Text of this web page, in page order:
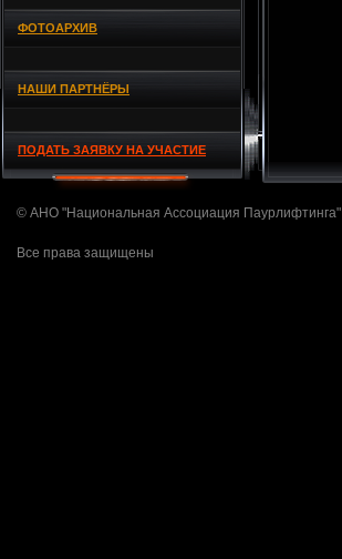
ФОТОАРХИВ
НАШИ ПАРТНЁРЫ
ПОДАТЬ ЗАЯВКУ НА УЧАСТИЕ
© АНО "Национальная Ассоциация Паурлифтинга"
Все права защищены